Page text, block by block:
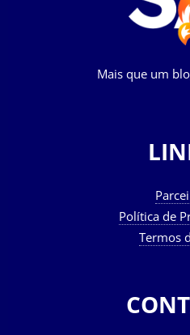
Mais que um
Política de
Termos